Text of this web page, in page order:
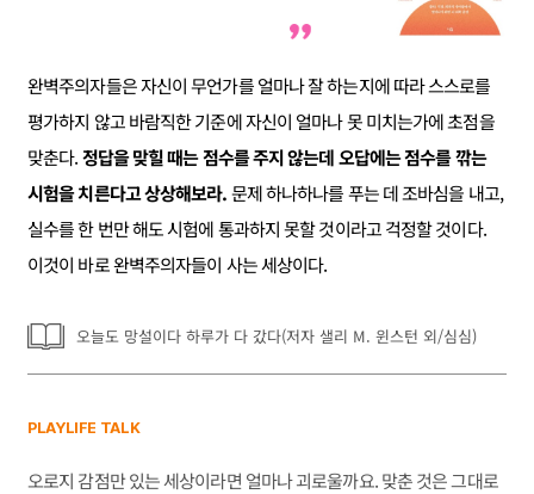
완벽주의자들은 자신이 무언가를 얼마나 잘 하는지에 따라 스스로를
평가하지 않고 바람직한 기준에 자신이 얼마나 못 미치는가에 초점을
맞춘다.정답을 맞힐 때는 점수를 주지 않는데 오답에는 점수를 깎는
시험을 치른다고 상상해보라.문제 하나하나를 푸는 데 조바심을 내고,
실수를 한 번만 해도 시험에 통과하지 못할 것이라고 걱정할 것이다.
이것이 바로 완벽주의자들이 사는 세상이다.
오늘도 망설이다 하루가 다 갔다(저자 샐리 M. 윈스턴 외/심심)
PLAYLIFE TALK
오로지 감점만 있는 세상이라면 얼마나 괴로울까요. 맞춘 것은 그대로